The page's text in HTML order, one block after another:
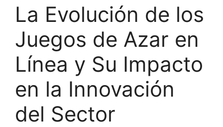
La Evolución de los
Juegos de Azar en
Línea y Su Impacto
en la Innovación
del Sector